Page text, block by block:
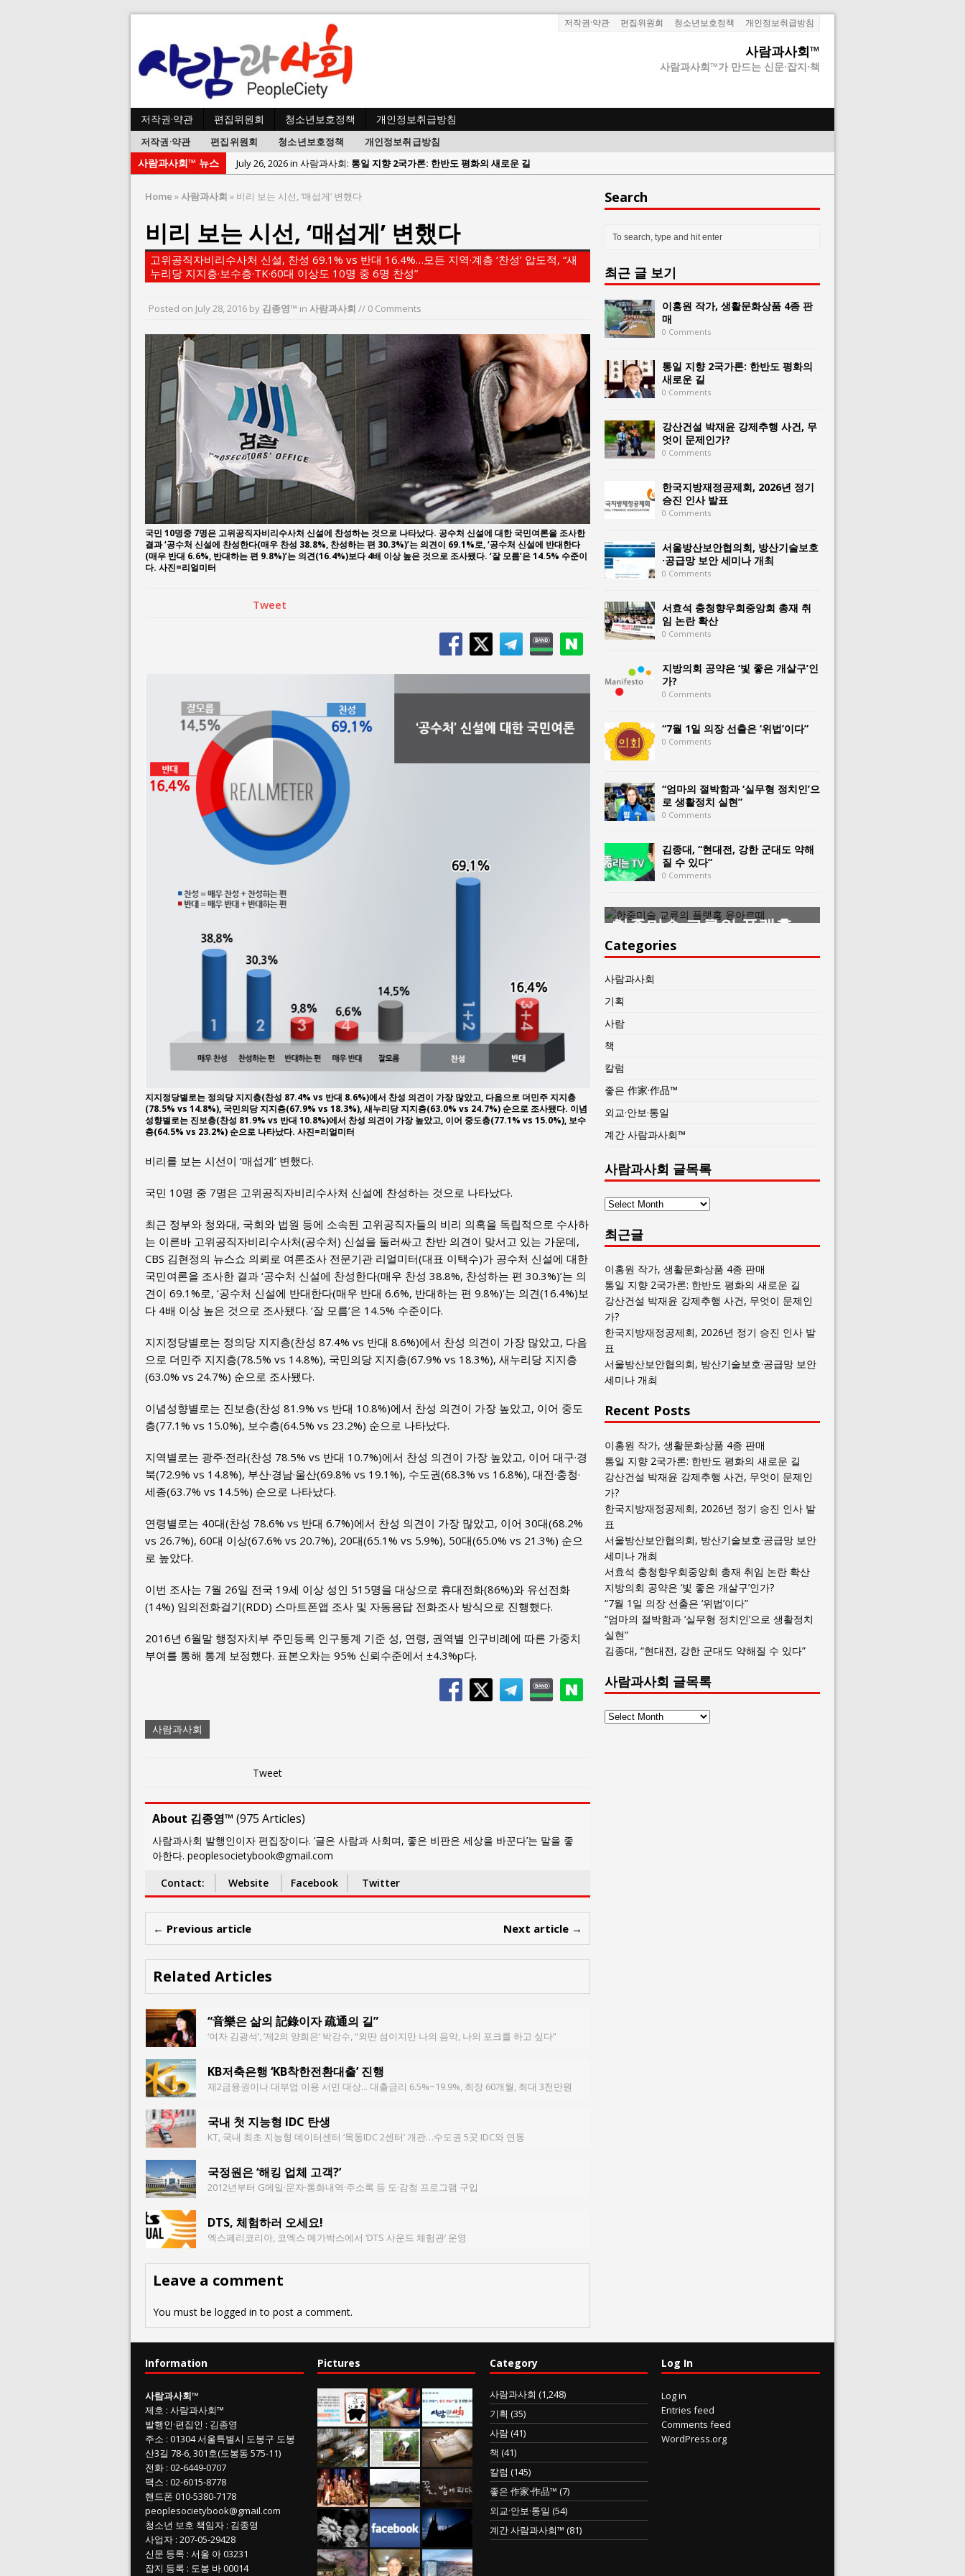
저작권·약관 편집위원회 청소년보호정책 개인정보취급방침
사람과사회™
사람과사회™가 만드는 신문·잡지·책
저작권·약관 편집위원회 청소년보호정책 개인정보취급방침
저작권·약관 편집위원회 청소년보호정책 개인정보취급방침
사람과사회™ 뉴스 July 26, 2026 in 사람과사회: 통일 지향 2국가론: 한반도 평화의 새로운 길
July 23, 2026 in 사람과사회: 강산건설 박재윤 강제추행 사건, 무엇이 문제인가?
June 22, 2026 in 사람과사회: 서효석 충청향우회중앙회 총재 취임 논란 확산
June 8, 2026 in 사람과사회:지방의회 공약은 ‘빛 좋은 개살구’인가?
June 2, 2026 in 사람과사회:“7월 1일 의장 선출은 ‘위법’이다”
May 23, 2026 in 사람과사회:김종대, “현대전, 강한 군대도 약해질 수 있다”
August 3, 2026 in 사람과사회:이홍원 작가, 생활문화상품 4종 판매
Home »사람과사회 » 비리 보는 시선, ‘매섭게’ 변했다
비리 보는 시선, ‘매섭게’ 변했다
고위공직자비리수사처 신설, 찬성 69.1% vs 반대 16.4%…모든 지역·계층 ‘찬성’ 압도적, “새
누리당 지지층·보수층·TK·60대 이상도 10명 중 6명 찬성”
Posted on July 28, 2016 by 김종영™ in 사람과사회 // 0 Comments
국민 10명중 7명은 고위공직자비리수사처 신설에 찬성하는 것으로 나타났다. 공수처 신설에 대한 국민여론을 조사한
결과 ‘공수처 신설에 찬성한다(매우 찬성 38.8%, 찬성하는 편 30.3%)’는 의견이 69.1%로, ‘공수처 신설에 반대한다
(매우 반대 6.6%, 반대하는 편 9.8%)’는 의견(16.4%)보다 4배 이상 높은 것으로 조사됐다. ‘잘 모름’은 14.5% 수준이
다. 사진=리얼미터
Tweet
지지정당별로는 정의당 지지층(찬성 87.4% vs 반대 8.6%)에서 찬성 의견이 가장 많았고, 다음으로 더민주 지지층
(78.5% vs 14.8%), 국민의당 지지층(67.9% vs 18.3%), 새누리당 지지층(63.0% vs 24.7%) 순으로 조사됐다. 이념
성향별로는 진보층(찬성 81.9% vs 반대 10.8%)에서 찬성 의견이 가장 높았고, 이어 중도층(77.1% vs 15.0%), 보수
층(64.5% vs 23.2%) 순으로 나타났다. 사진=리얼미터
비리를 보는 시선이 ‘매섭게’ 변했다.
국민 10명 중 7명은 고위공직자비리수사처 신설에 찬성하는 것으로 나타났다.
최근 정부와 청와대, 국회와 법원 등에 소속된 고위공직자들의 비리 의혹을 독립적으로 수사하
는 이른바 고위공직자비리수사처(공수처) 신설을 둘러싸고 찬반 의견이 맞서고 있는 가운데,
CBS 김현정의 뉴스쇼 의뢰로 여론조사 전문기관 리얼미터(대표 이택수)가 공수처 신설에 대한
국민여론을 조사한 결과 ‘공수처 신설에 찬성한다(매우 찬성 38.8%, 찬성하는 편 30.3%)’는 의
견이 69.1%로, ‘공수처 신설에 반대한다(매우 반대 6.6%, 반대하는 편 9.8%)’는 의견(16.4%)보
다 4배 이상 높은 것으로 조사됐다. ‘잘 모름’은 14.5% 수준이다.
지지정당별로는 정의당 지지층(찬성 87.4% vs 반대 8.6%)에서 찬성 의견이 가장 많았고, 다음
으로 더민주 지지층(78.5% vs 14.8%), 국민의당 지지층(67.9% vs 18.3%), 새누리당 지지층
(63.0% vs 24.7%) 순으로 조사됐다.
이념성향별로는 진보층(찬성 81.9% vs 반대 10.8%)에서 찬성 의견이 가장 높았고, 이어 중도
층(77.1% vs 15.0%), 보수층(64.5% vs 23.2%) 순으로 나타났다.
지역별로는 광주·전라(찬성 78.5% vs 반대 10.7%)에서 찬성 의견이 가장 높았고, 이어 대구·경
북(72.9% vs 14.8%), 부산·경남·울산(69.8% vs 19.1%), 수도권(68.3% vs 16.8%), 대전·충청·
세종(63.7% vs 14.5%) 순으로 나타났다.
연령별로는 40대(찬성 78.6% vs 반대 6.7%)에서 찬성 의견이 가장 많았고, 이어 30대(68.2%
vs 26.7%), 60대 이상(67.6% vs 20.7%), 20대(65.1% vs 5.9%), 50대(65.0% vs 21.3%) 순으
로 높았다.
이번 조사는 7월 26일 전국 19세 이상 성인 515명을 대상으로 휴대전화(86%)와 유선전화
(14%) 임의전화걸기(RDD) 스마트폰앱 조사 및 자동응답 전화조사 방식으로 진행했다.
2016년 6월말 행정자치부 주민등록 인구통계 기준 성, 연령, 권역별 인구비례에 따른 가중치
부여를 통해 통계 보정했다. 표본오차는 95% 신뢰수준에서 ±4.3%p다.
사람과사회
Tweet
About 김종영™ (975 Articles)
사람과사회 발행인이자 편집장이다. ‘글은 사람과 사회며, 좋은 비판은 세상을 바꾼다’는 말을 좋
아한다. peoplesocietybook@gmail.com
Contact:
Website Facebook Twitter
← Previous article Next article →
Related Articles
“音樂은 삶의 記錄이자 疏通의 길”
‘여자 김광석’, ‘제2의 양희은’ 박강수, “외딴 섬이지만 나의 음악, 나의 포크를 하고 싶다”
KB저축은행 ‘KB착한전환대출’ 진행
제2금융권이나 대부업 이용 서민 대상... 대출금리 6.5%~19.9%, 최장 60개월, 최대 3천만원
국내 첫 지능형 IDC 탄생
KT, 국내 최초 지능형 데이터센터 ‘목동IDC 2센터’ 개관…수도권 5곳 IDC와 연동
국정원은 ‘해킹 업체 고객?’
2012년부터 G메일·문자·통화내역·주소록 등 도·감청 프로그램 구입
DTS, 체험하러 오세요!
엑스페리코리아, 코엑스 메가박스에서 ‘DTS 사운드 체험관’ 운영
Leave a comment
You must be logged in to post a comment.
Search
최근 글 보기
이홍원 작가, 생활문화상품 4종 판
매
0 Comments
통일 지향 2국가론: 한반도 평화의
새로운 길
0 Comments
강산건설 박재윤 강제추행 사건, 무
엇이 문제인가?
0 Comments
한국지방재정공제회, 2026년 정기
승진 인사 발표
0 Comments
서울방산보안협의회, 방산기술보호
·공급망 보안 세미나 개최
0 Comments
서효석 충청향우회중앙회 총재 취
임 논란 확산
0 Comments
지방의회 공약은 ‘빛 좋은 개살구’인
가?
0 Comments
“7월 1일 의장 선출은 ‘위법’이다”
0 Comments
“엄마의 절박함과 ‘실무형 정치인’으
로 생활정치 실현”
0 Comments
김종대, “현대전, 강한 군대도 약해
질 수 있다”
0 Comments
한중미술 교류의 플랫홈
윤아르떼
Categories
사람과사회
기획
사람
책
칼럼
좋은 作家·作品™
외교·안보·통일
계간 사람과사회™
사람과사회 글목록
사
과
사
회
글
목
록
최근글
이홍원 작가, 생활문화상품 4종 판매
통일 지향 2국가론: 한반도 평화의 새로운 길
강산건설 박재윤 강제추행 사건, 무엇이 문제인
가?
한국지방재정공제회, 2026년 정기 승진 인사 발
표
서울방산보안협의회, 방산기술보호·공급망 보안
세미나 개최
Recent Posts
이홍원 작가, 생활문화상품 4종 판매
통일 지향 2국가론: 한반도 평화의 새로운 길
강산건설 박재윤 강제추행 사건, 무엇이 문제인
가?
한국지방재정공제회, 2026년 정기 승진 인사 발
표
서울방산보안협의회, 방산기술보호·공급망 보안
세미나 개최
서효석 충청향우회중앙회 총재 취임 논란 확산
지방의회 공약은 ‘빛 좋은 개살구’인가?
“7월 1일 의장 선출은 ‘위법’이다”
“엄마의 절박함과 ‘실무형 정치인’으로 생활정치
실현”
김종대, “현대전, 강한 군대도 약해질 수 있다”
사람과사회 글목록
사
Information
사람과사회™
제호 : 사람과사회™
발행인·편집인 : 김종영
주소 : 01304서울특별시 도봉구 도봉
산3길 78-6, 301호(도봉동 575-11)
전화 : 02-6449-0707
팩스 : 02-6015-8778
핸드폰 010-5380-7178
peoplesocietybook@gmail.com
청소년 보호 책임자 : 김종영
사업자 : 207-05-29428
신문 등록 : 서울 아 03231
잡지 등록 : 도봉 바 00014
Pictures Category
사람과사회 (1,248)
기획 (35)
사람(41)
책 (41)
칼럼 (145)
좋은 作家·作品™ (7)
외교·안보·통일 (54)
계간 사람과사회™ (81)
Log In
Log in
Entries feed
Comments feed
WordPress.org